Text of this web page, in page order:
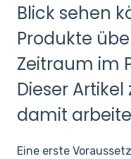
Blick sehen
Produkte
Zeitraum im
Dieser Artikel
damit
Eine erste